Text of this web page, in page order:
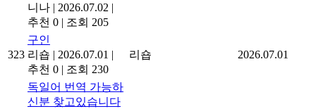
니나 | 2026.07.02 |
추천 0 | 조회 205
323
구인
리숍 | 2026.07.01 |
추천 0 | 조회 230
리숍 2026.07.01
독일어 번역 가능하
신분 찾고있습니다